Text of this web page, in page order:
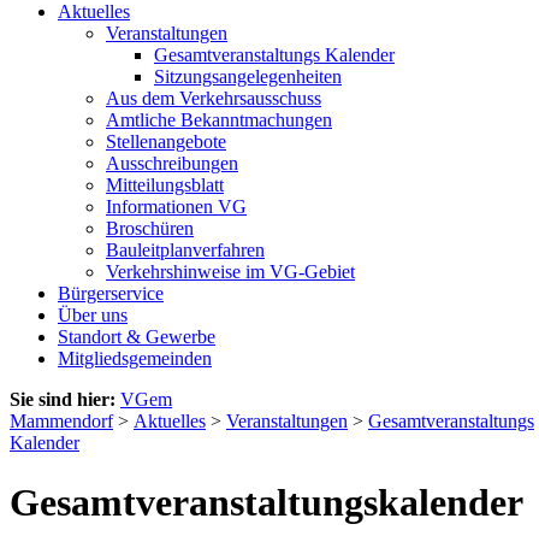
Aktuelles
Veranstaltungen
Gesamtveranstaltungs Kalender
Sitzungsangelegenheiten
Aus dem Verkehrsausschuss
Amtliche Bekanntmachungen
Stellenangebote
Ausschreibungen
Mitteilungsblatt
Informationen VG
Broschüren
Bauleitplanverfahren
Verkehrshinweise im VG-Gebiet
Bürgerservice
Über uns
Standort & Gewerbe
Mitgliedsgemeinden
Sie sind hier: VGem
Mammendorf> Aktuelles > Veranstaltungen > Gesamtveranstaltungs
Kalender
Gesamtveranstaltungskalender